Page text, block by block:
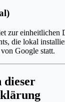
zur einheitlichen
die lokal
Google statt.
dieser